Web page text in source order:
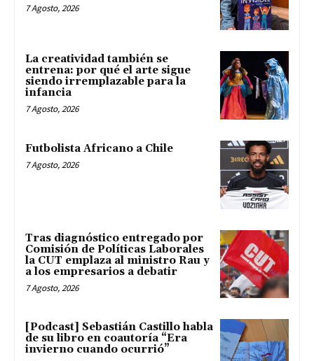
7 Agosto, 2026
La creatividad también se
entrena: por qué el arte sigue
siendo irremplazable para la
infancia
7 Agosto, 2026
Futbolista Africano a Chile
7 Agosto, 2026
Tras diagnóstico entregado por
Comisión de Políticas Laborales
la CUT emplaza al ministro Rau y
a los empresarios a debatir
7 Agosto, 2026
[Podcast] Sebastián Castillo habla
de su libro en coautoría “Era
invierno cuando ocurrió”